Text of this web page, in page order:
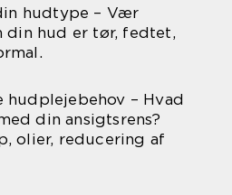
hudtype – Vær
hud er tør, fedtet,
hudplejebehov – Hvad
din ansigtsrens?
olier, reducering af